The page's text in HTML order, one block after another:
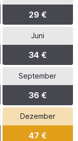
29 €
Juni
34 €
September
36 €
Dezember
47 €